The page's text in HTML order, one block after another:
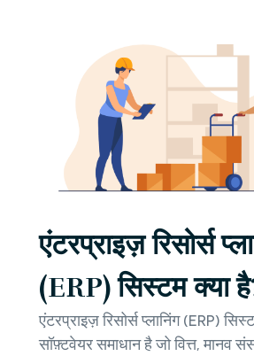
एंटरप्राइज़ रिसोर्स
(ERP) सिस्टम क्या
एंटरप्राइज़ रिसोर्स प्लानिंग (ERP)
सॉफ़्टवेयर समाधान है जो वित्त, मानव